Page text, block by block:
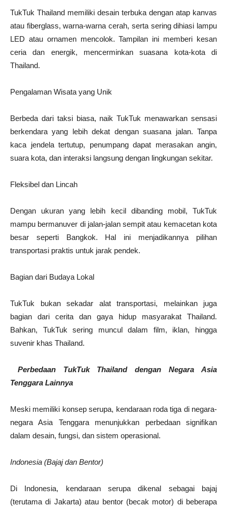
TukTuk Thailand memiliki desain terbuka dengan atap kanvas
atau fiberglass, warna-warna cerah, serta sering dihiasi lampu
LED atau ornamen mencolok. Tampilan ini memberi kesan
ceria dan energik, mencerminkan suasana kota-kota di
Thailand.
Pengalaman Wisata yang Unik
Berbeda dari taksi biasa, naik TukTuk menawarkan sensasi
berkendara yang lebih dekat dengan suasana jalan. Tanpa
kaca jendela tertutup, penumpang dapat merasakan angin,
suara kota, dan interaksi langsung dengan lingkungan sekitar.
Fleksibel dan Lincah
Dengan ukuran yang lebih kecil dibanding mobil, TukTuk
mampu bermanuver di jalan-jalan sempit atau kemacetan kota
besar seperti Bangkok. Hal ini menjadikannya pilihan
transportasi praktis untuk jarak pendek.
Bagian dari Budaya Lokal
TukTuk bukan sekadar alat transportasi, melainkan juga
bagian dari cerita dan gaya hidup masyarakat Thailand.
Bahkan, TukTuk sering muncul dalam film, iklan, hingga
suvenir khas Thailand.
Perbedaan TukTuk Thailand dengan Negara Asia
Tenggara Lainnya
Meski memiliki konsep serupa, kendaraan roda tiga di negara-
negara Asia Tenggara menunjukkan perbedaan signifikan
dalam desain, fungsi, dan sistem operasional.
Indonesia (Bajaj dan Bentor)
Di Indonesia, kendaraan serupa dikenal sebagai bajaj
(terutama di Jakarta) atau bentor (becak motor) di beberapa